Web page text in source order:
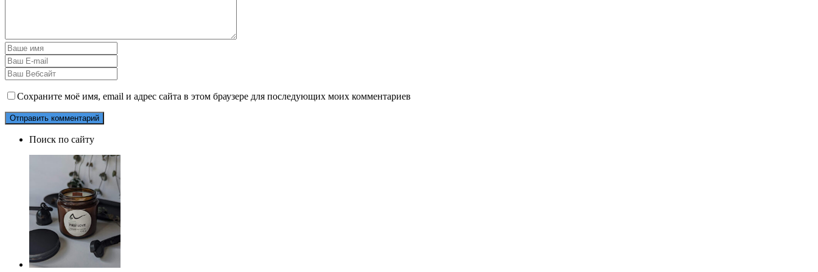
Сохраните моё имя, email и адрес сайта в этом браузере для последующих моих комментариев
Поиск по сайту